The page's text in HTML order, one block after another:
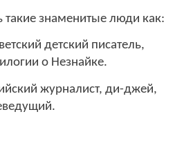
такие знаменитые люди как:
детский писатель,
о Незнайке.
журналист, ди-джей,